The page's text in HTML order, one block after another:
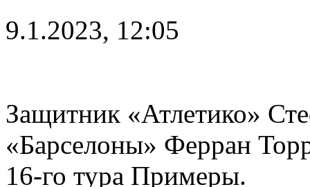
9.1.2023, 12:05
Защитник «Атлетико»
«Барселоны» Ферран
16-го тура Примеры.